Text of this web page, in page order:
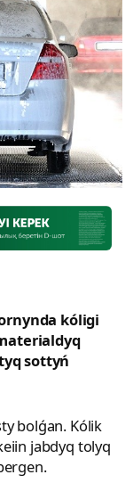
kóligi
sottyń
bolǵan. Kólik
jabdyq tolyq